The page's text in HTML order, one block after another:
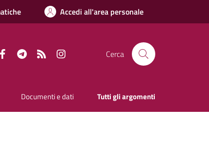
Accedi all'area personale
FacebookTelegramRSS Cerca
Documenti e dati Tutti gli argomenti